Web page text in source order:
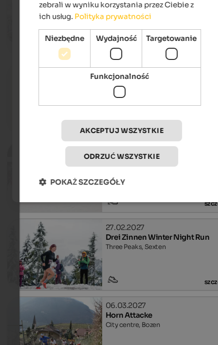
Cross Country Skiing World
Nordic Arena, Toblach
30.01.2027
ZENsation: the Chinese
in Bozen
Stadthalle, Bozen
20. - 21.02.2027
Cross-country ski race in Gsies
Cross-country ski run, Gsies
27.02.2027
Drei Zinnen Winter Night Run
Three Peaks, Sexten
06.03.2027
Horn Attacke
City centre, Bozen
zebrali w wyniku korzystania przez Ciebie z
ich usług. Polityka prywatności
Niezbędne Wydajność Targetowanie
Funkcjonalność
AKCEPTUJ WSZYSTKIE
ODRZUĆ WSZYSTKIE
POKAŻ SZCZEGÓŁY